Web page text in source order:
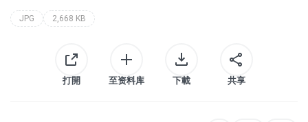
JPG 2,668 KB
打開 至资料库 下載 共享